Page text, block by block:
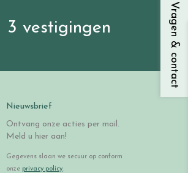
3 vestigingen
Nieuwsbrief
Ontvang onze acties per mail.
Meld u hier aan!
Gegevens slaan we secuur op conform
onze privacy policy.
Vragen & contact